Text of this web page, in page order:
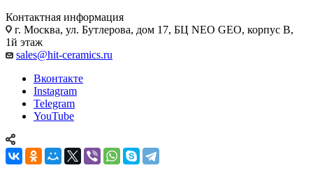
Контактная информация
г. Москва, ул. Бутлерова, дом 17, БЦ NEO GEO, корпус В,
1й этаж
sales@hit-ceramics.ru
Вконтакте
Instagram
Telegram
YouTube